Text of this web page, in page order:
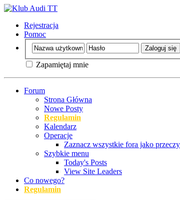
Rejestracja
Pomoc
Zapamiętaj mnie
Forum
Strona Główna
Nowe Posty
Regulamin
Kalendarz
Operacje
Zaznacz wszystkie fora jako
Szybkie menu
Today's Posts
View Site Leaders
Co nowego?
Regulamin